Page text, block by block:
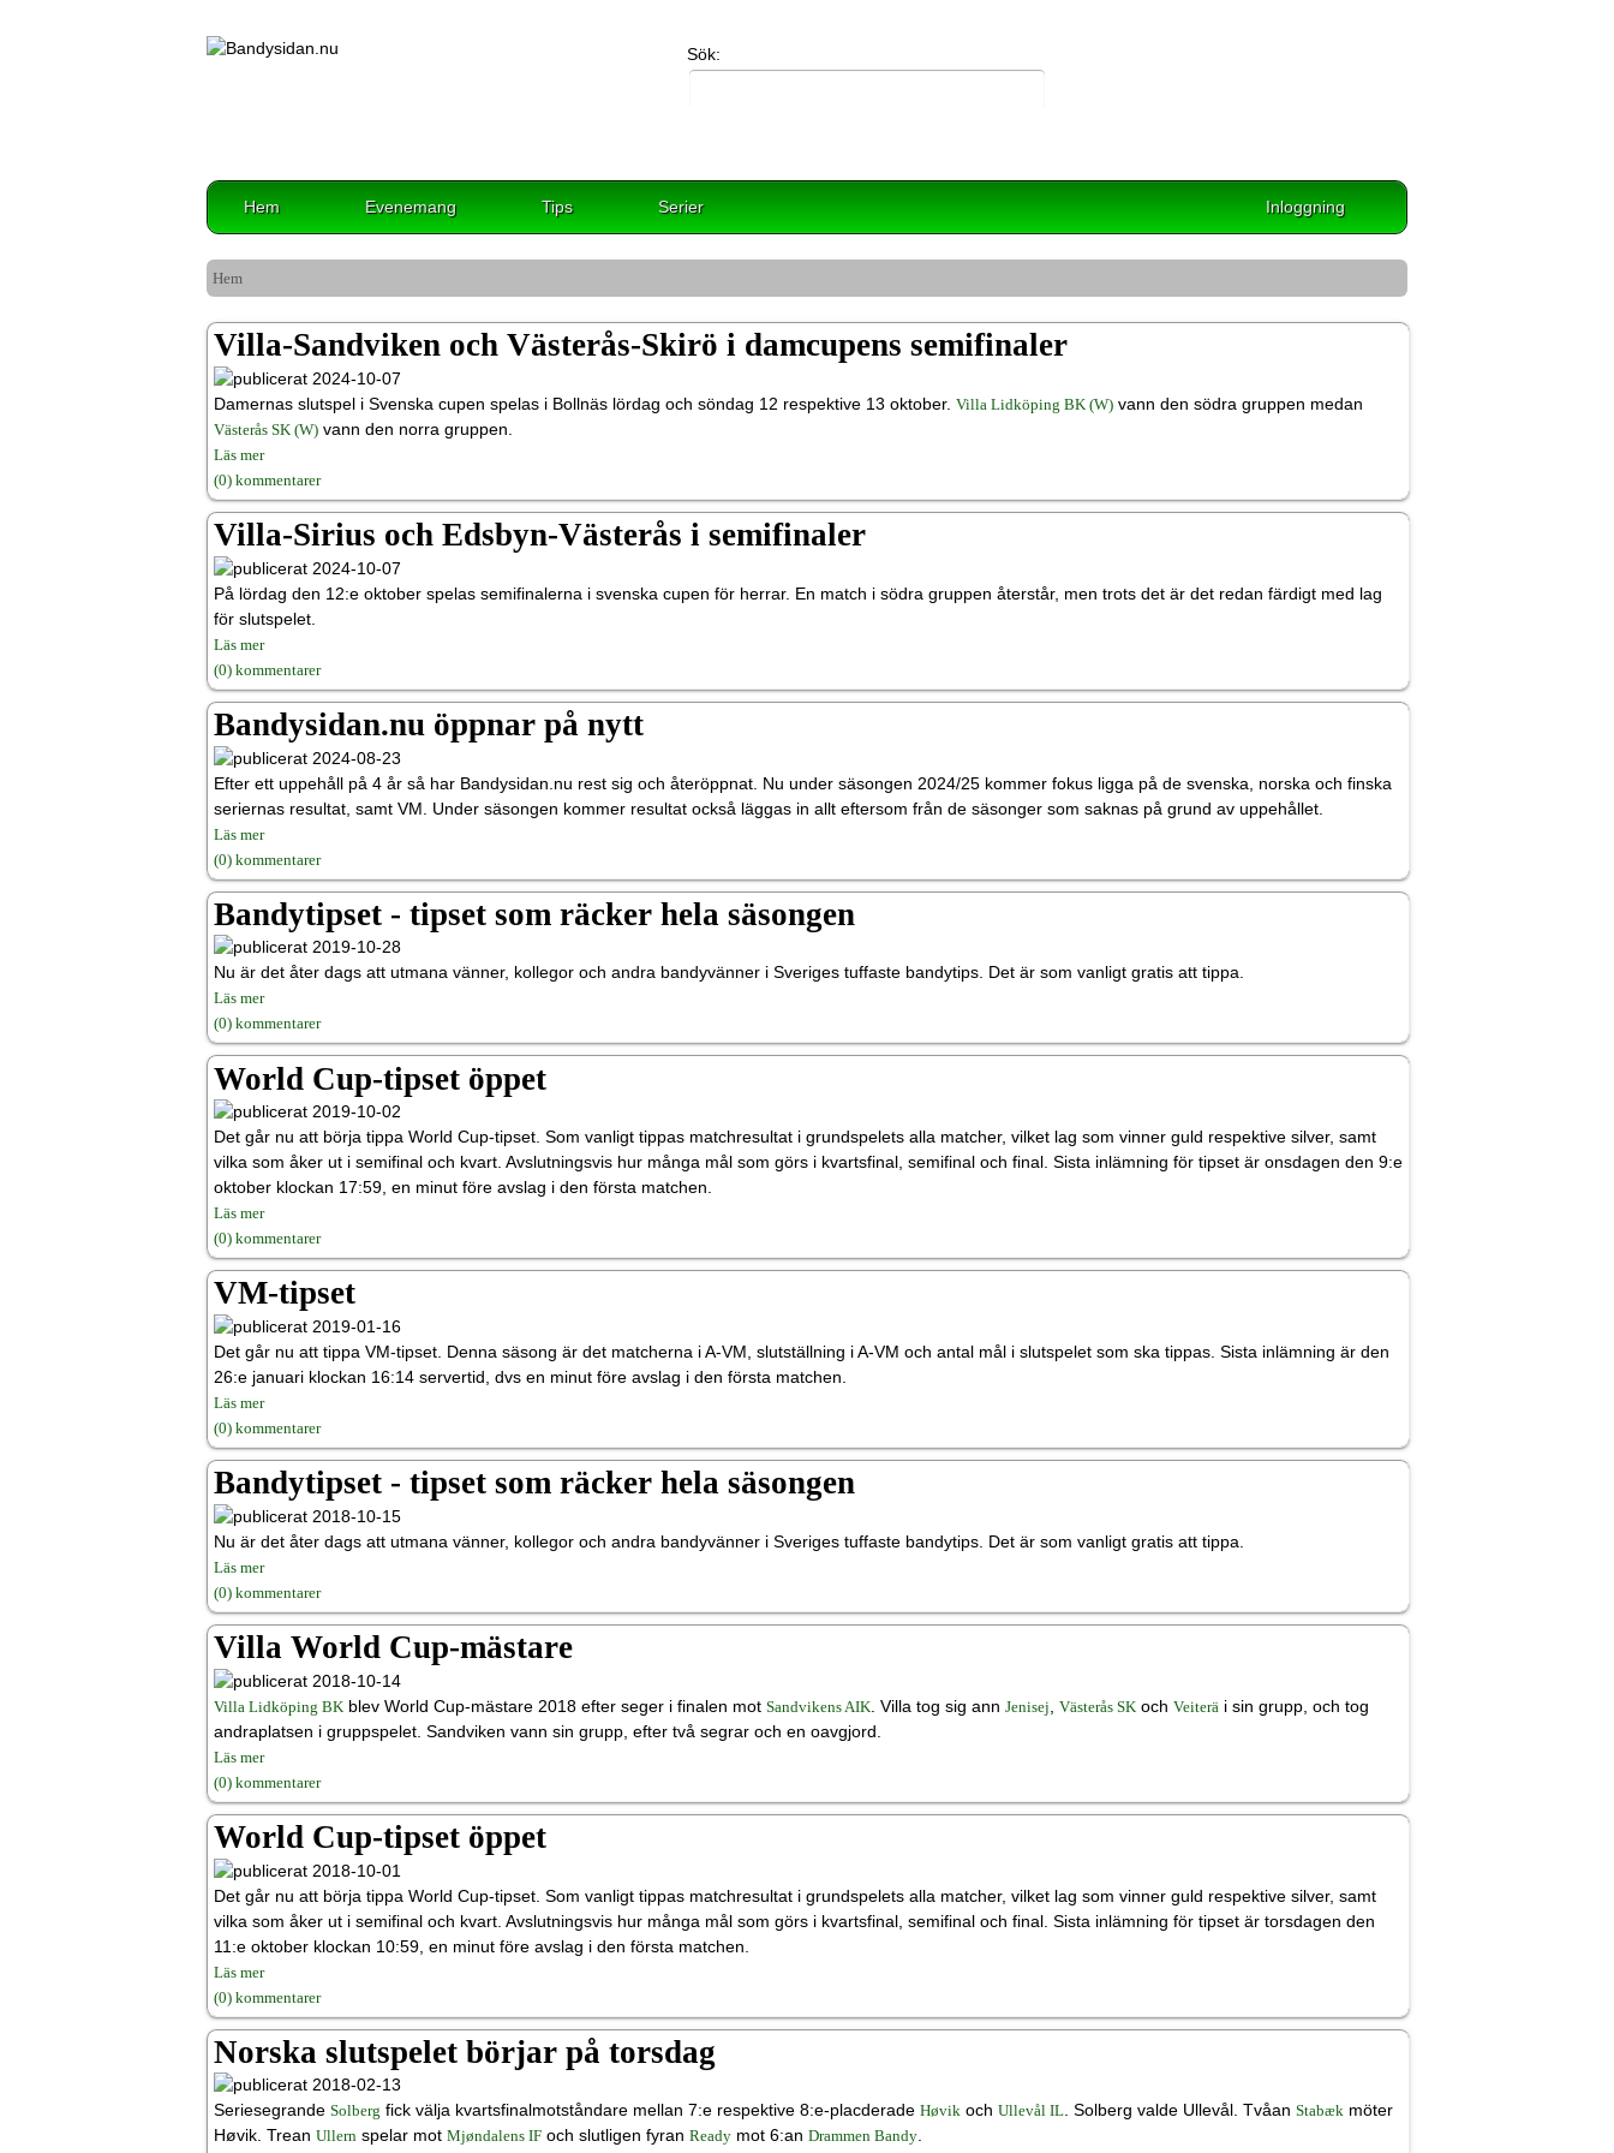
Sök:
Hem Evenemang Tips Serier Inloggning
Hem
Villa-Sandviken och Västerås-Skirö i damcupens semifinaler
2024-10-07
Damernas slutspel i Svenska cupen spelas i Bollnäs lördag och söndag 12 respektive 13 oktober. Villa Lidköping BK (W) vann den södra gruppen medan
Västerås SK (W) vann den norra gruppen.
Läs mer
(0) kommentarer
Villa-Sirius och Edsbyn-Västerås i semifinaler
2024-10-07
På lördag den 12:e oktober spelas semifinalerna i svenska cupen för herrar. En match i södra gruppen återstår, men trots det är det redan färdigt med lag
för slutspelet.
Läs mer
(0) kommentarer
Bandysidan.nu öppnar på nytt
2024-08-23
Efter ett uppehåll på 4 år så har Bandysidan.nu rest sig och återöppnat. Nu under säsongen 2024/25 kommer fokus ligga på de svenska, norska och finska
seriernas resultat, samt VM. Under säsongen kommer resultat också läggas in allt eftersom från de säsonger som saknas på grund av uppehållet.
Läs mer
(0) kommentarer
Bandytipset - tipset som räcker hela säsongen
2019-10-28
Nu är det åter dags att utmana vänner, kollegor och andra bandyvänner i Sveriges tuffaste bandytips. Det är som vanligt gratis att tippa.
Läs mer
(0) kommentarer
World Cup-tipset öppet
2019-10-02
Det går nu att börja tippa World Cup-tipset. Som vanligt tippas matchresultat i grundspelets alla matcher, vilket lag som vinner guld respektive silver, samt
vilka som åker ut i semifinal och kvart. Avslutningsvis hur många mål som görs i kvartsfinal, semifinal och final. Sista inlämning för tipset är onsdagen den 9:e
oktober klockan 17:59, en minut före avslag i den första matchen.
Läs mer
(0) kommentarer
VM-tipset
2019-01-16
Det går nu att tippa VM-tipset. Denna säsong är det matcherna i A-VM, slutställning i A-VM och antal mål i slutspelet som ska tippas. Sista inlämning är den
26:e januari klockan 16:14 servertid, dvs en minut före avslag i den första matchen.
Läs mer
(0) kommentarer
Bandytipset - tipset som räcker hela säsongen
2018-10-15
Nu är det åter dags att utmana vänner, kollegor och andra bandyvänner i Sveriges tuffaste bandytips. Det är som vanligt gratis att tippa.
Läs mer
(0) kommentarer
Villa World Cup-mästare
2018-10-14
Villa Lidköping BK blev World Cup-mästare 2018 efter seger i finalen mot Sandvikens AIK . Villa tog sig ann Jenisej Västerås SK och Veiterä i sin grupp, och tog
andraplatsen i gruppspelet. Sandviken vann sin grupp, efter två segrar och en oavgjord.
Läs mer
(0) kommentarer
World Cup-tipset öppet
2018-10-01
Det går nu att börja tippa World Cup-tipset. Som vanligt tippas matchresultat i grundspelets alla matcher, vilket lag som vinner guld respektive silver, samt
vilka som åker ut i semifinal och kvart. Avslutningsvis hur många mål som görs i kvartsfinal, semifinal och final. Sista inlämning för tipset är torsdagen den
11:e oktober klockan 10:59, en minut före avslag i den första matchen.
Läs mer
(0) kommentarer
Norska slutspelet börjar på torsdag
2018-02-13
Seriesegrande Solberg fick välja kvartsfinalmotståndare mellan 7:e respektive 8:e-placderade Høvik och Ullevål IL. Solberg valde Ullevål. Tvåan Stabæk möter
Høvik. Trean Ullern spelar mot Mjøndalens IF och slutligen fyran Ready mot 6:an Drammen Bandy.